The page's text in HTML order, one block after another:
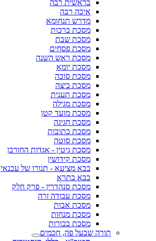
בראשית רבה
איכה רבה
מדרש תנחומא
מסכת ברכות
מסכת שבת
מסכת פסחים
מסכת ראש השנה
מסכת יומא
מסכת סוכה
מסכת ביצה
מסכת תענית
מסכת מגילה
מסכת מועד קטן
מסכת חגיגה
מסכת כתובות
מסכת סוטה
מסכת גיטין - אגדות החורבן
מסכת קידושין
בבא מציעא - תנורו של עכנאי
בבא בתרא
מסכת סנהדרין - פרק חלק
מסכת עבודה זרה
מסכת אבות
מסכת מנחות
מסכת בכורות
תורה שבעל פה, חכמים